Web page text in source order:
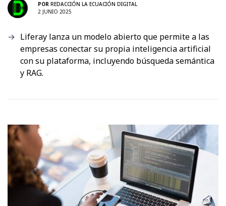
POR REDACCIÓN LA ECUACIÓN DIGITAL
2 JUNIO 2025
Liferay lanza un modelo abierto que permite a las
empresas conectar su propia inteligencia artificial
con su plataforma, incluyendo búsqueda semántica
y RAG.